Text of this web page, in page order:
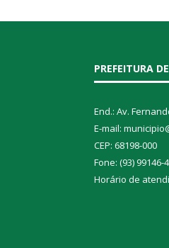
PREFEITURA
End.: Av.
E-mail:
CEP: 68198-000
Fone: (93) 99146-
Horário de